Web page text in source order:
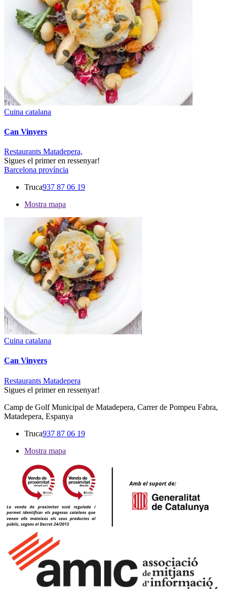
Cuina catalana
Can Vinyers
Restaurants Matadepera,
Sigues el primer en ressenyar!
Barcelona província
Truca937 87 06 19
Mostra mapa
Cuina catalana
Can Vinyers
Restaurants Matadepera
Sigues el primer en ressenyar!
Camp de Golf Municipal de Matadepera, Carrer de Pompeu Fabra,
Matadepera, Espanya
Truca937 87 06 19
Mostra mapa